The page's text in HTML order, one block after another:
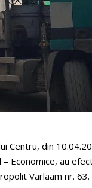
din
Economice, au
Varlaam nr. 63.